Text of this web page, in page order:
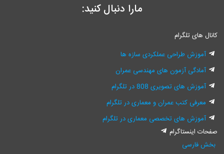
مارا دنبال کنید:
کانال های تلگرام
آموزش طراحی عملکردی سازه ها
آمادگی آزمون های مهندسی عمران
آموزش های تصویری 808 در تلگرام
معرفی کتب عمران و معماری در تلگرام
آموزش های تخصصی معماری در تلگرام
صفحات اینستاگرام
بخش فارسی